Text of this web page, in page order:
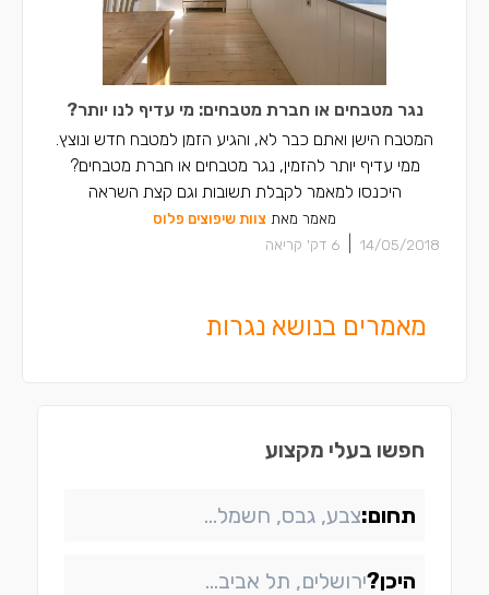
נגר מטבחים או חברת מטבחים: מי עדיף לנו יותר?
המטבח הישן ואתם כבר לא, והגיע הזמן למטבח חדש ונוצץ.
ממי עדיף יותר להזמין, נגר מטבחים או חברת מטבחים?
היכנסו למאמר לקבלת תשובות וגם קצת השראה
מאמר מאת צוות שיפוצים פלוס
14/05/2018
6 דק' קריאה
מאמרים בנושא נגרות
חפשו בעלי מקצוע
תחום:
היכן?